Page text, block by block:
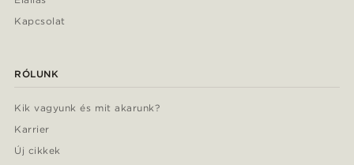
Kapcsolat
RÓLUNK
Kik vagyunk és mit akarunk?
Karrier
Új cikkek